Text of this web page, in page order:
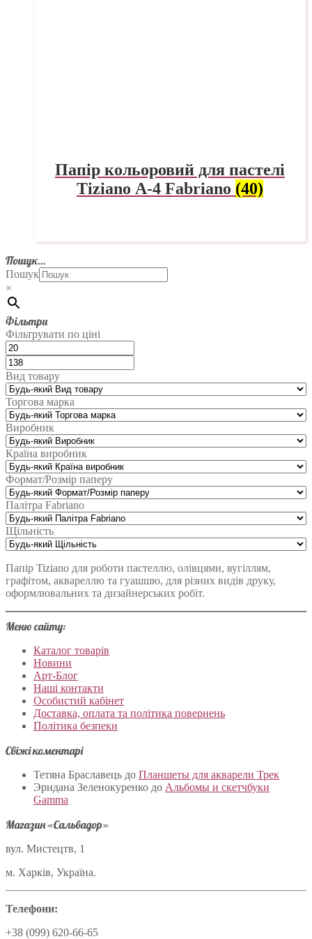
Папір кольоровий для пастелі
Tiziano А-4 Fabriano (40)
Пошук…
Пошук
×
Фільтри
Фільтрувати по ціні
Вид товару
Торгова марка
Виробник
Країна виробник
Формат/Розмір паперу
Палітра Fabriano
Щільність
Папір Tiziano для роботи пастеллю, олівцями, вугіллям,
графітом, аквареллю та гуашшю, для різних видів друку,
оформлювальних та дизайнерських робіт.
Меню сайту:
Каталог товарів
Новини
Арт-Блог
Наші контакти
Особистий кабінет
Доставка, оплата та політика повернень
Політика безпеки
Свіжі коментарі
Тетяна Браславець до Планшеты для акварели Трек
Эридана Зеленокуренко до Альбомы и скетчбуки
Gamma
Магазин «Сальвадор»
вул. Мистецтв, 1
м. Харків, Україна.
Телефони:
+38 (099) 620-66-65